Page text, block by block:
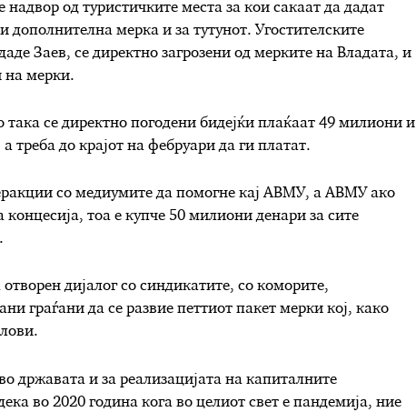
надвор од туристичките места за кои сакаат да дадат
дополнителна мерка и за тутунот. Угостителските
Заев, се директно загрозени од мерките на Владата, и
на мерки.
се директно погодени бидејќи плаќаат 49 милиони и
треба до крајот на фебруари да ги платат.
со медиумите да помогне кај АВМУ, а АВМУ ако
тоа е купче 50 милиони денари за сите
дијалог со синдикатите, со коморите,
граѓани да се развие петтиот пакет мерки кој, како
државата и за реализацијата на капиталните
во 2020 година кога во целиот свет е пандемија, ние